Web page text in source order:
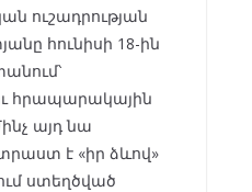
ուշադրության
հունիսի 18-ին
հրապարակային
այդ նա
է «իր ձևով»
ստեղծված